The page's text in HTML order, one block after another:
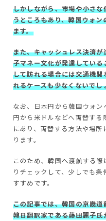
しかしながら、市場や小さ
うところもあり、韓国ウォ
ます。
また、キャッシュレス決済
子マネー文化が発達してい
して訪れる場合には交通機
れるケースも少なくないでし
なお、日本円から韓国ウォ
円から米ドルなどへ両替す
にあり、両替する方法や場
ります。
このため、韓国へ渡航する
りチェックして、少しでも
すすめです。
この記事では、韓国の京畿
韓日翻訳家である藤田麗子